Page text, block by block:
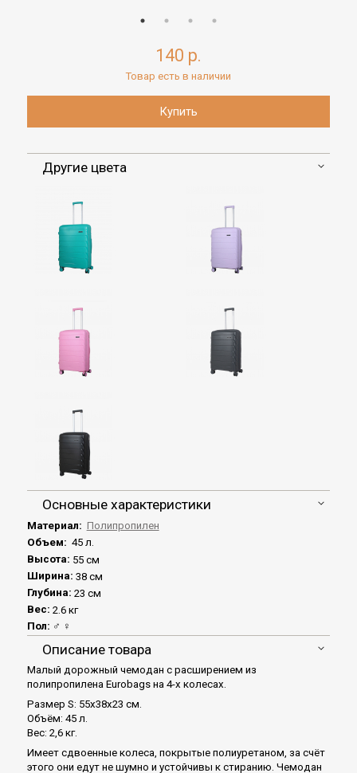
140 р.
Товар есть в наличии
Другие цвета
Основные характеристики
Материал: Полипропилен
Объем: 45 л.
Высота: 55 см
Ширина: 38 см
Глубина: 23 см
Вес: 2.6 кг
Пол: ♂ ♀
Описание товара
Малый дорожный чемодан с расширением из
полипропилена Eurobags на 4-х колесах.
Размер S: 55x38x23 см.
Объём: 45 л.
Вес: 2,6 кг.
Имеет сдвоенные колеса, покрытые полиуретаном, за счёт
этого они едут не шумно и устойчивы к стиранию. Чемодан